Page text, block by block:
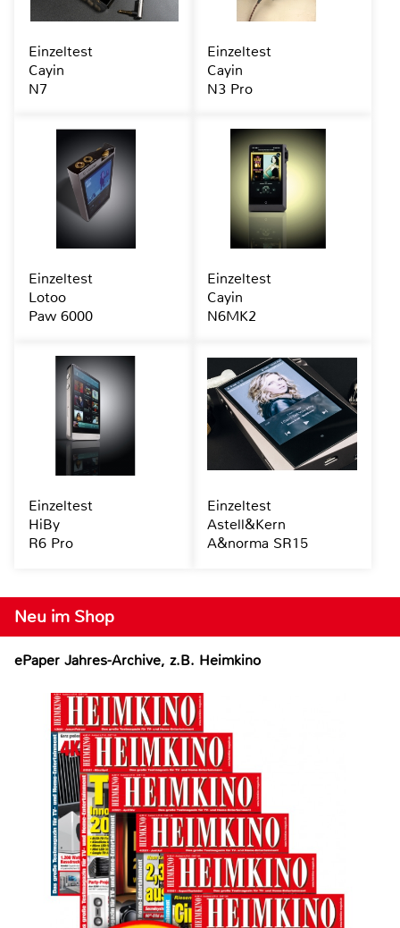
Neu im Shop
ePaper Jahres-Archive, z.B. Heimkino
Einzeltest
Cayin
N7
Einzeltest
Cayin
N3 Pro
Einzeltest
Lotoo
Paw 6000
Einzeltest
Cayin
N6MK2
Einzeltest
HiBy
R6 Pro
Einzeltest
Astell&Kern
A&norma SR15